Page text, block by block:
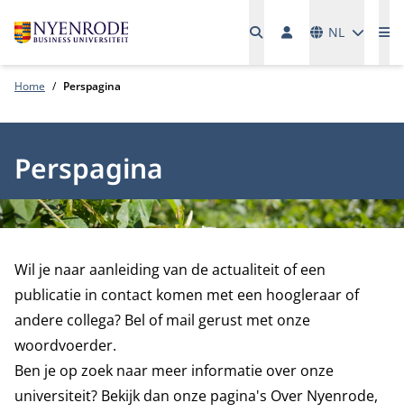
NL
Home Perspagina
Perspagina
Wil je naar aanleiding van de actualiteit of een
publicatie in contact komen met een hoogleraar of
andere collega? Bel of mail gerust met onze
woordvoerder.
Ben je op zoek naar meer informatie over onze
universiteit? Bekijk dan onze pagina's Over Nyenrode,